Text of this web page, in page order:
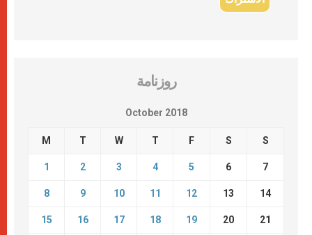
روزنامة
October 2018
M T W T F S S
1 2 3 4 5 6 7
8 9 10 11 12 13 14
15 16 17 18 19 20 21